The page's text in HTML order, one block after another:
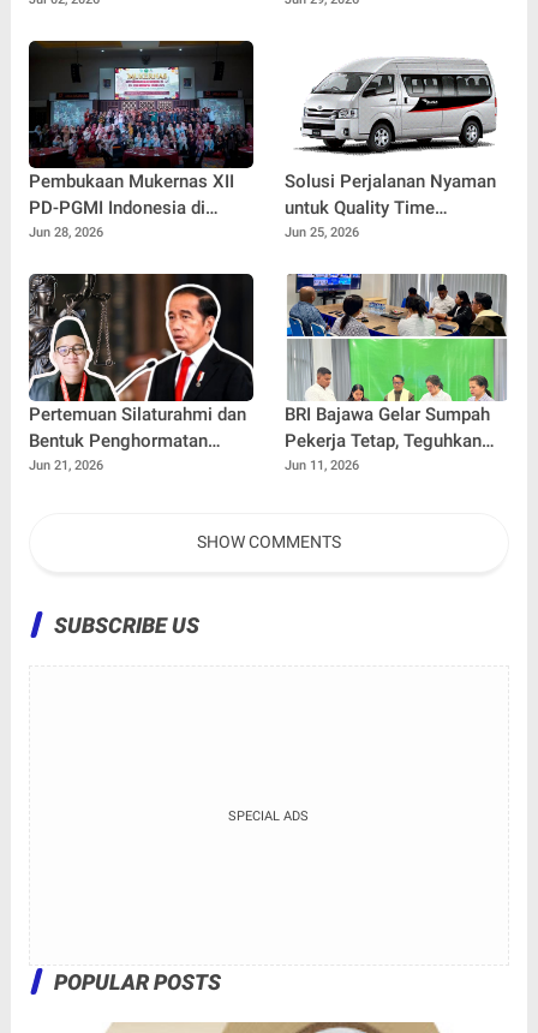
Cirebon
Pembukaan Mukernas XII
PD-PGMI Indonesia di
UNISMA, Bahas Agenda
PGMI Nasional
Jun 28, 2026
Solusi Perjalanan Nyaman
untuk Quality Time
Bersama Orang Tersayang
Jun 25, 2026
Pertemuan Silaturahmi dan
Bentuk Penghormatan
Tokoh Bangsa
Jun 21, 2026
BRI Bajawa Gelar Sumpah
Pekerja Tetap, Teguhkan
Budaya Kerja Berintegritas
Jun 11, 2026
SHOW COMMENTS
SUBSCRIBE US
SPECIAL ADS
POPULAR POSTS